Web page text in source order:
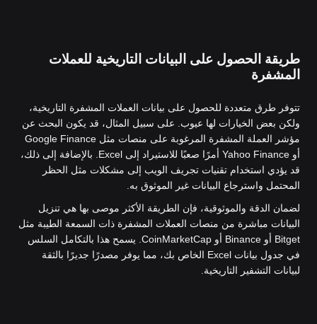
طريقة الحصول على البيانات التاريخية للعملات
المشفرة
تتوفر طرق متعددة للحصول على بيانات العملات المشفرة التاريخية،
ولكن بعض الخيارات لها عيوب. على سبيل المثال، قد يكون البحث عن
مؤشر العملة المشفرة المرغوبة على منصات مثل Google Finance
أو Yahoo Finance أمرًا صعبًا للاستيراد إلى Excel. بالإضافة إلى ذلك،
قد يؤدي استخدام تقنيات تجريف الويب إلى مشكلات مثل الحظر
المحتمل واسترجاع البيانات غير الموثوق به.
لضمان الدقة والموثوقية، فإن الطريقة الأكثر موصى بها هي تنزيل
البيانات مباشرة من منصات العملات المشفرة ذات السمعة الطيبة مثل
Bitget أو Binance أو CoinMarketCap. يسمح هذا بالتكامل السلس
في جدول بيانات Excel الخاص بك، مما يوفر مصدرًا جديرًا بالثقة
لبيانات التشفير التاريخية.